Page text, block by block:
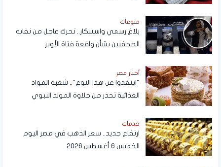
منوعات
بلاغ رسمي واستنكار.. تحرك عاجل من نقابة
الصحفيين بشأن واقعة فتاة الأوبر
أخبار مصر
"ابتعدوا عن هذا النوع".. شعبة المواد
الغذائية تحذر من حلاوة المولد النبوي
خدمات
ارتفاع جديد.. سعر الذهب في مصر اليوم
الخميس 6 أغسطس 2026